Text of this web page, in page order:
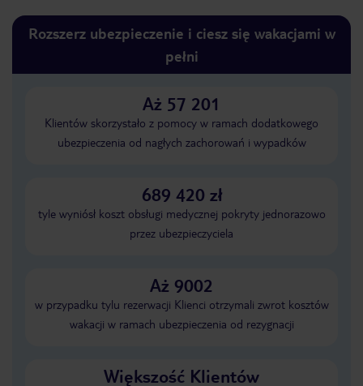
Rozszerz ubezpieczenie i ciesz się wakacjami w
pełni
Aż 57 201
Klientów skorzystało z pomocy w ramach dodatkowego
ubezpieczenia od nagłych zachorowań i wypadków
689 420 zł
tyle wyniósł koszt obsługi medycznej pokryty jednorazowo
przez ubezpieczyciela
Aż 9002
w przypadku tylu rezerwacji Klienci otrzymali zwrot kosztów
wakacji w ramach ubezpieczenia od rezygnacji
Większość Klientów